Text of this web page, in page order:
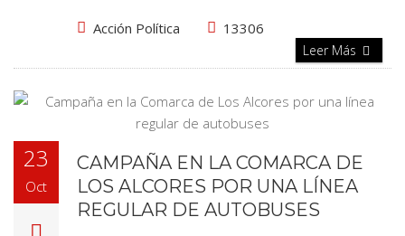
Acción Política 13306
Leer Más
23
Oct
CAMPAÑA EN LA COMARCA DE
LOS ALCORES POR UNA LÍNEA
REGULAR DE AUTOBUSES